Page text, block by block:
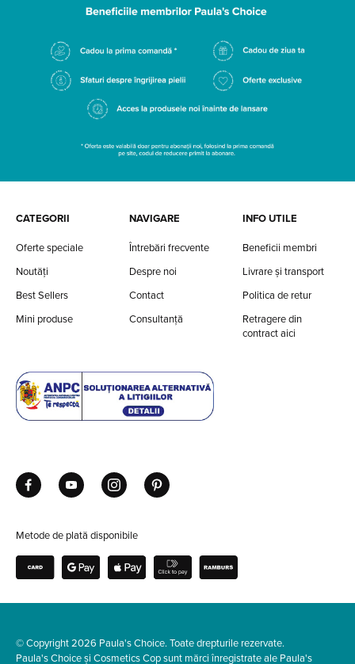
CATEGORII
Oferte speciale
Noutăți
Best Sellers
Mini produse
NAVIGARE
Întrebări frecvente
Despre noi
Contact
Consultanță
INFO UTILE
Beneficii membri
Livrare și transport
Politica de retur
Retragere din
contract aici
Metode de plată disponibile
© Copyright 2026 Paula's Choice. Toate drepturile rezervate.
Paula's Choice și Cosmetics Cop sunt mărci înregistrate ale Paula's